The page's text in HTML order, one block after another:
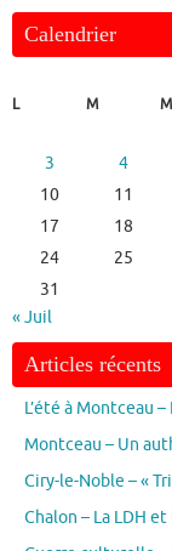
Calendrier
L
M M
3
4
10
11
17
18
24
25
31
« Juil
Articles récents
L’été à Montceau
Montceau – Un
Ciry-le-Noble – «
Chalon – La LDH